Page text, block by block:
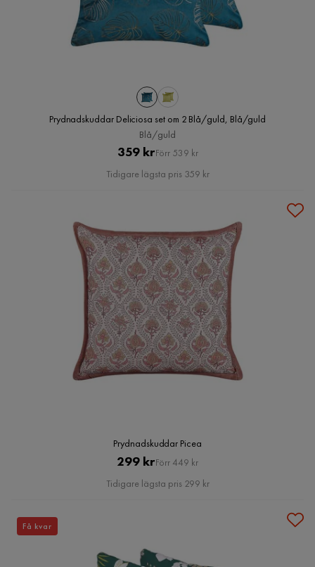
Prydnadskuddar Deliciosa set om 2 Blå/guld, Blå/guld
Blå/guld
Pris
359 krOriginal
Pris
Förr 539 kr
Tidigare lägsta pris 359 kr
Prydnadskuddar Picea
Pris
299 krOriginal
Pris
Förr 449 kr
Tidigare lägsta pris 299 kr
Få kvar